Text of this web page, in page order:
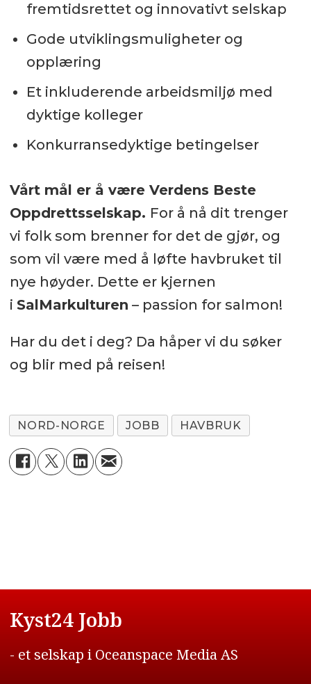
fremtidsrettet og innovativt selskap
Gode utviklingsmuligheter og
opplæring
Et inkluderende arbeidsmiljø med
dyktige kolleger
Konkurransedyktige betingelser
Vårt mål er å være Verdens Beste
Oppdrettsselskap. For å nå dit trenger
vi folk som brenner for det de gjør, og
som vil være med å løfte havbruket til
nye høyder. Dette er kjernen
i SalMarkulturen – passion for salmon!
Har du det i deg? Da håper vi du søker
og blir med på reisen!
NORD-NORGE JOBB HAVBRUK
Kyst24 Jobb
- et selskap i Oceanspace Media AS